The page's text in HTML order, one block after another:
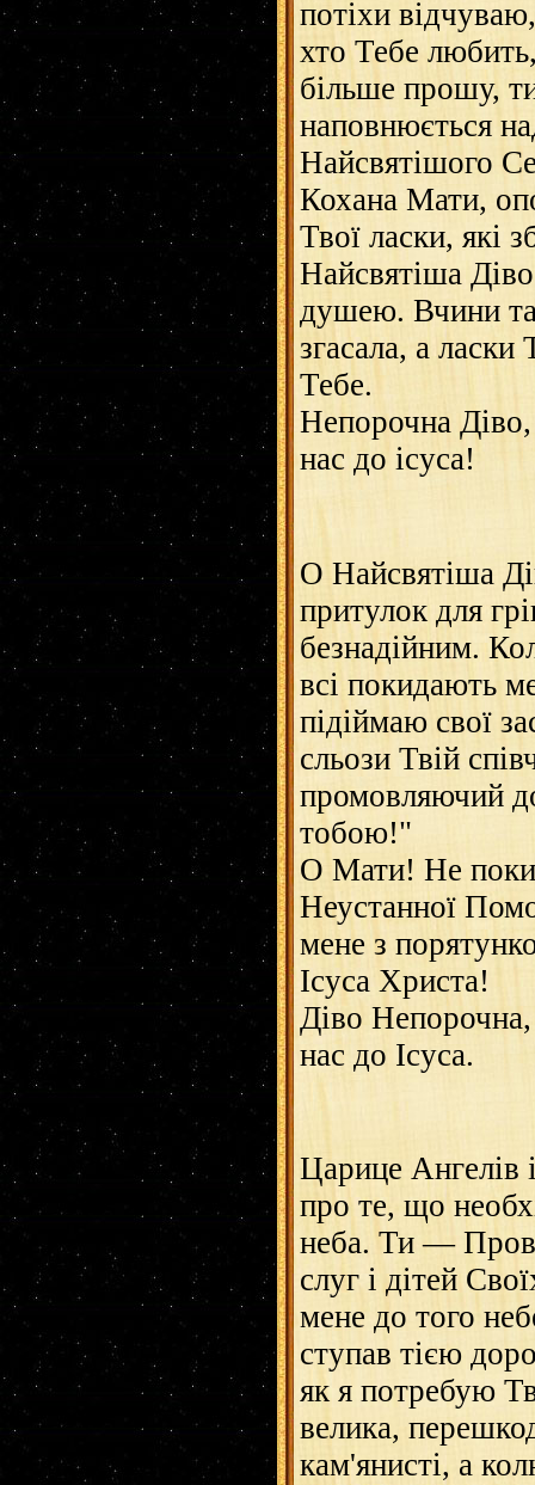
потіхи
хто Тебе
більше прошу,
наповнюється
Найсвятішого
Кохана Мати,
Твої ласки, які
Найсвятіша
душею. Вчини
згасала, а
Тебе.
Непорочна
нас до ісуса!
О Найсвятіша
притулок для
безнадійним.
всі покидають
підіймаю свої
сльози Твій
промовляючий
тобою!"
О Мати! Не
Неустанної
мене з
Ісуса Христа!
Діво
нас до Ісуса.
Царице Ангелів
про те, що
неба. Ти —
слуг і дітей
мене до того
ступав тією
як я потребую
велика,
кам'янисті, а